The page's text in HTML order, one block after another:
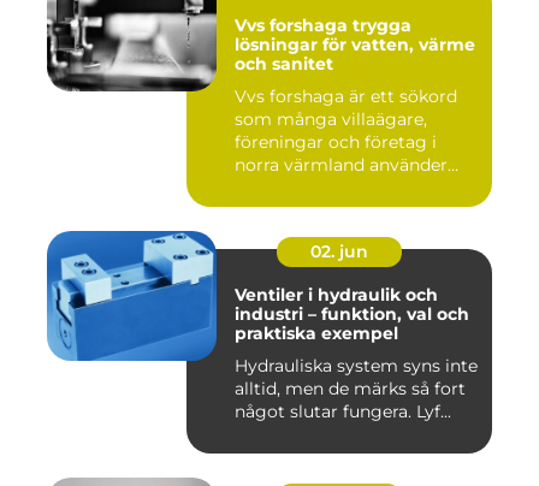
Vvs forshaga trygga
lösningar för vatten, värme
och sanitet
Vvs forshaga är ett sökord
som många villaägare,
föreningar och företag i
norra värmland använder
02. jun
Ventiler i hydraulik och
industri – funktion, val och
praktiska exempel
Hydrauliska system syns inte
alltid, men de märks så fort
något slutar fungera. Lyf...